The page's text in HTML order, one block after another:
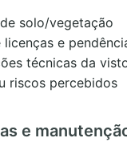
solo/vegetação
licenças e
técnicas da
riscos percebidos
e